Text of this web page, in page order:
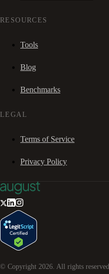
RESOURCES
Tools
Blog
Benchmarks
LEGAL
Terms of Service
Privacy Policy
© Copyright 2026 . All rights reserved.